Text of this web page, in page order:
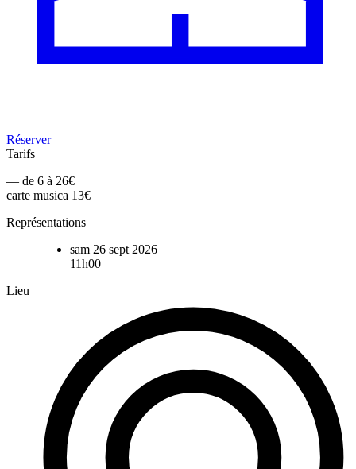
Réserver
Tarifs
— de 6 à 26€
carte musica 13€
Représentations
sam 26 sept 2026
11h00
Lieu